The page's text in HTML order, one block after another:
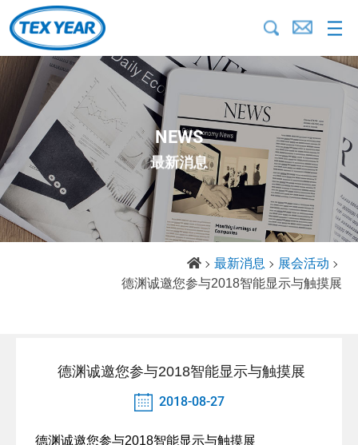
NEWS
最新消息
最新消息
展会活动
德渊诚邀您参与2018智能显示与触摸展
德渊诚邀您参与2018智能显示与触摸展
2018-08-27
德渊诚邀您参与2018智能显示与触摸展